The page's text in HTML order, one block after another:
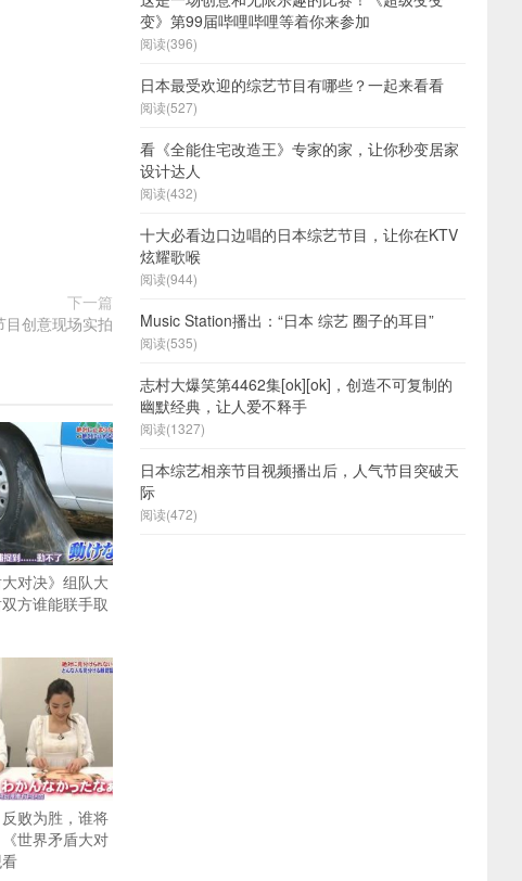
下一篇
目创意现场实拍
大对决》组队大
方谁能联手取
败为胜，谁将
世界矛盾大对
变》第99届哔哩哔哩等着你来参加
阅读(396)
日本最受欢迎的综艺节目有哪些？一起来看看
阅读(527)
看《全能住宅改造王》专家的家，让你秒变居家
设计达人
阅读(432)
十大必看边口边唱的日本综艺节目，让你在KTV
炫耀歌喉
阅读(944)
Music Station播出：“日本 综艺 圈子的耳目”
阅读(535)
志村大爆笑第4462集[ok][ok]，创造不可复制的
幽默经典，让人爱不释手
阅读(1327)
日本综艺相亲节目视频播出后，人气节目突破天
际
阅读(472)